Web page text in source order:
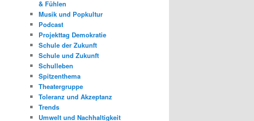
& Fühlen
Musik und Popkultur
Podcast
Projekttag Demokratie
Schule der Zukunft
Schule und Zukunft
Schulleben
Spitzenthema
Theatergruppe
Toleranz und Akzeptanz
Trends
Umwelt und Nachhaltigkeit